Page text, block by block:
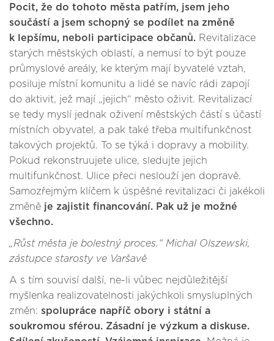
Pocit, že do tohoto města patřím, jsem jeho
součástí a jsem schopný se podílet na změně
k lepšímu, neboli participace občanů. Revitalizace
starých městských oblastí, a nemusí to být pouze
průmyslové areály, ke kterým mají byvatelé vztah,
posiluje místní komunitu a lidé se navíc rádi zapojí
do aktivit, jež mají „jejich“ město oživit. Revitalizací
se tedy myslí jednak oživení městských částí s účastí
místních obyvatel, a pak také třeba multifunkčnost
takových projektů. To se týká i dopravy a mobility.
Pokud rekonstruujete ulice, sledujte jejich
multifunkčnost. Ulice přeci neslouží jen dopravě.
Samozřejmým klíčem k úspěšné revitalizaci či jakékoli
změně je zajistit financování. Pak už je možné
všechno.
„Růst města je bolestný proces.“ Michal Olszewski,
zástupce starosty ve Varšavě
A s tím souvisí další, ne-li vůbec nejdůležitější
myšlenka realizovatelnosti jakýchkoli smysluplných
změn: spolupráce napříč obory i státní a
soukromou sférou. Zásadní je výzkum a diskuse.